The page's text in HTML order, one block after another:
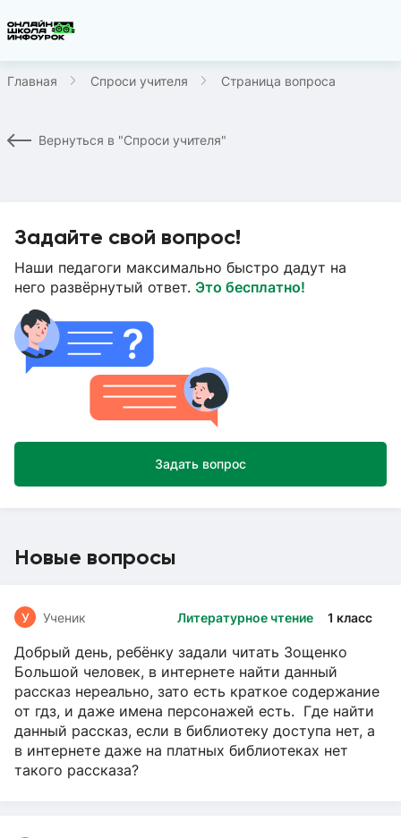
Главная Спроси учителя Страница вопроса
Вернуться в "Спроси учителя"
Задайте свой вопрос!
Наши педагоги максимально быстро дадут на
него развёрнутый ответ. Это бесплатно!
Задать вопрос
Новые вопросы
Литературное чтение 1 класс
У Ученик
Добрый день, ребёнку задали читать Зощенко
Большой человек, в интернете найти данный
рассказ нереально, зато есть краткое содержание
от гдз, и даже имена персонажей есть. Где найти
данный рассказ, если в библиотеку доступа нет, а
в интернете даже на платных библиотеках нет
такого рассказа?